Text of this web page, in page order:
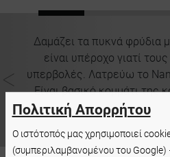
Δαμάζει τα πυκνά φρύδια
είναι υπέροχο γιατί
υπερβολές. Λατρεύω το
Είναι βασικό κομμάτι της
Πολιτική Απορρήτου
Ο ιστότοπός μας χρησιμοποιεί
(συμπεριλαμβανομένου του Google)